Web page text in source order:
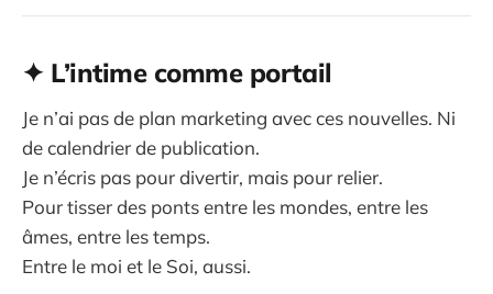
✦ L’intime comme portail
Je n’ai pas de plan marketing avec ces nouvelles. Ni
de calendrier de publication.
Je n’écris pas pour divertir, mais pour relier.
Pour tisser des ponts entre les mondes, entre les
âmes, entre les temps.
Entre le moi et le Soi, aussi.